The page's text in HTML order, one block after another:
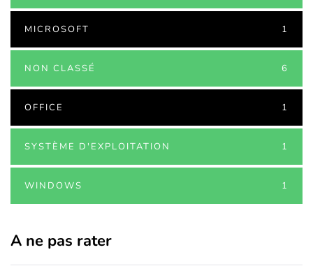
MICROSOFT 1
NON CLASSÉ 6
OFFICE 1
SYSTÈME D'EXPLOITATION 1
WINDOWS 1
A ne pas rater